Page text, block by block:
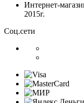
Интернет-
2015г.
Соц.сети